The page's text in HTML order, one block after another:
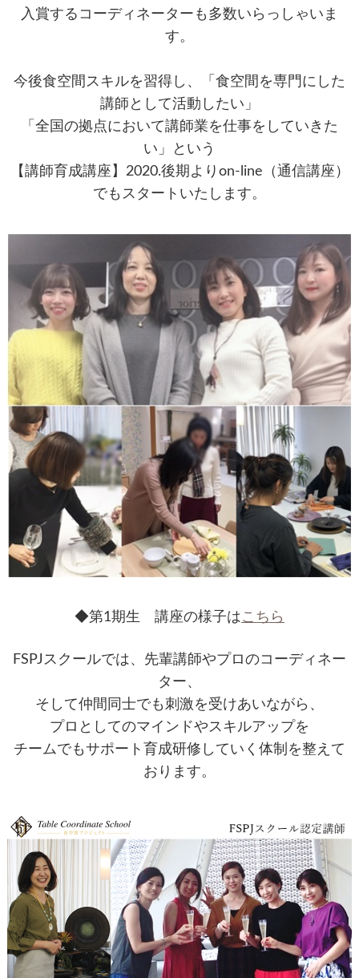
入賞するコーディネーターも多数いらっしゃいま
す。
今後食空間スキルを習得し、「 食空間を専門にした
講師として活動したい」
「全国の拠点において講師業を仕事をしていきた
い」という
【講師育成講座】2020.後期よりon-line（通信講座）
でもスタートいたします。
◆第1期生 講座の様子はこちら
FSPJスクールでは、先輩講師やプロのコーディネー
ター、
そして仲間同士でも刺激を受けあいながら、
プロとしてのマインドやスキルアップを
チームでもサポート育成研修していく体制を整えて
おります。